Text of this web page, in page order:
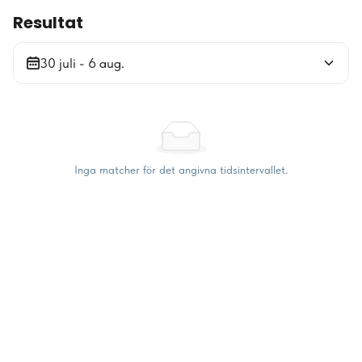
Resultat
30 juli - 6 aug.
Inga matcher för det angivna tidsintervallet.